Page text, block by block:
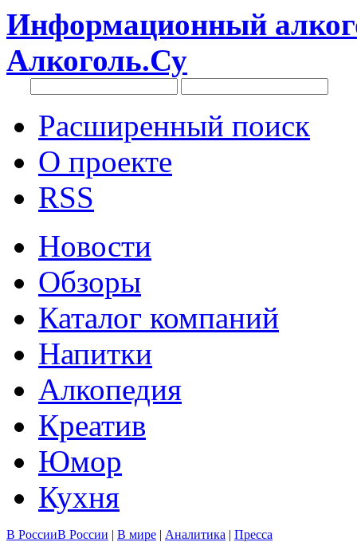
Информационный
Алкоголь.Су
Расширенный поиск
О проекте
RSS
Новости
Обзоры
Каталог компаний
Напитки
Алкопедия
Креатив
Юмор
Кухня
В РоссииВ России | В мире | Аналитика | Пресса